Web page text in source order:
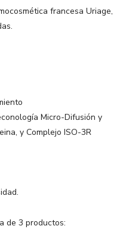
francesa Uriage,
Micro-Difusión y
y Complejo ISO-3R
de 3 productos: